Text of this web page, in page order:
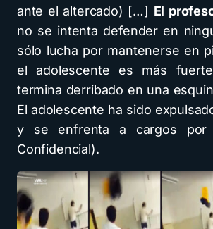
ante el altercado) […] El
no se intenta defender en
sólo lucha por mantenerse en
el adolescente es más
termina derribado en una
El adolescente ha sido
y se enfrenta a cargos por
Confidencial).